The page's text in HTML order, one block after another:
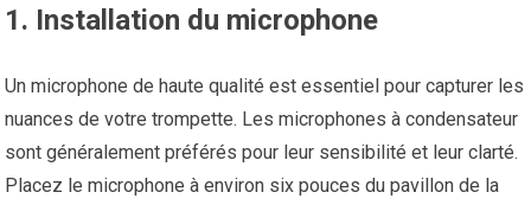
1. Installation du microphone
Un microphone de haute qualité est essentiel pour capturer les
nuances de votre trompette. Les microphones à condensateur
sont généralement préférés pour leur sensibilité et leur clarté.
Placez le microphone à environ six pouces du pavillon de la